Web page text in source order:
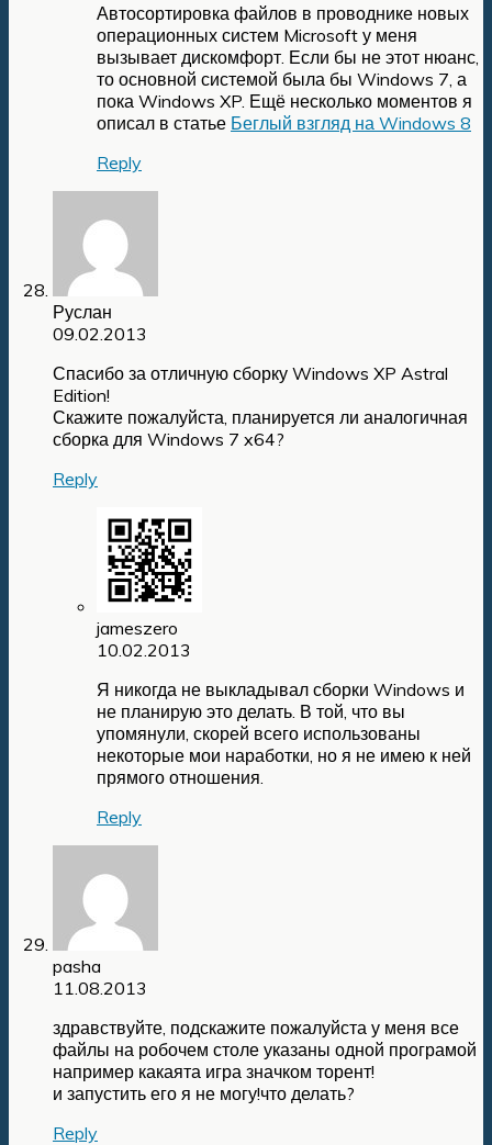
Автосортировка файлов в проводнике новых
операционных систем Microsoft у меня
вызывает дискомфорт. Если бы не этот нюанс,
то основной системой была бы Windows 7, а
пока Windows XP. Ещё несколько моментов я
описал в статье Беглый взгляд на Windows 8
Reply
Руслан
09.02.2013
Спасибо за отличную сборку Windows XP Astral
Edition!
Скажите пожалуйста, планируется ли аналогичная
сборка для Windows 7 x64?
Reply
jameszero
10.02.2013
Я никогда не выкладывал сборки Windows и
не планирую это делать. В той, что вы
упомянули, скорей всего использованы
некоторые мои наработки, но я не имею к ней
прямого отношения.
Reply
pasha
11.08.2013
здравствуйте, подскажите пожалуйста у меня все
файлы на робочем столе указаны одной програмой
например какаята игра значком торент!
и запустить его я не могу!что делать?
Reply